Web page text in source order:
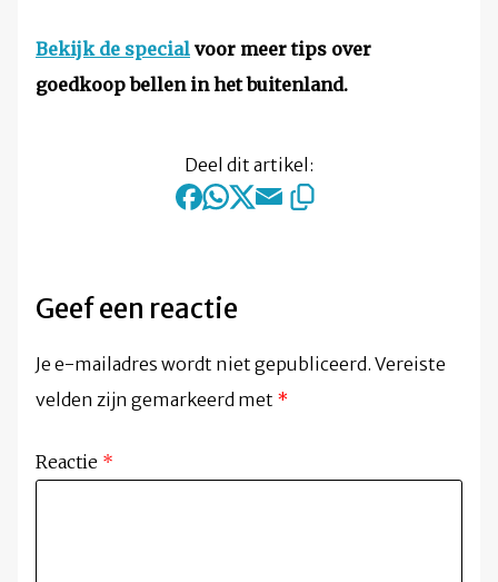
Bekijk de special voor meer tips over
goedkoop bellen in het buitenland.
Deel dit artikel:
Geef een reactie
Je e-mailadres wordt niet gepubliceerd. Vereiste
velden zijn gemarkeerd met *
Reactie *